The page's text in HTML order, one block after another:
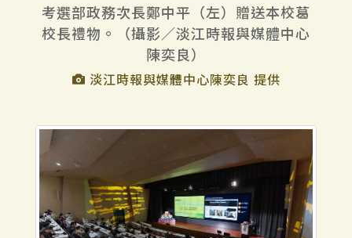
考選部政務次長鄭中平（左）贈送本校葛
校長禮物。（攝影／淡江時報與媒體中心
陳奕良）
淡江時報與媒體中心陳奕良 提供